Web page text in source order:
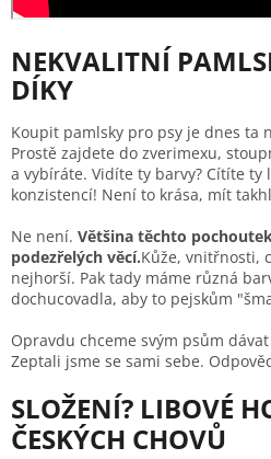
NEKVALITNÍ
DÍKY
Koupit pamlsky pro psy je dnes ta
Prostě zajdete do zverimexu,
a vybíráte. Vidíte ty barvy? Cítíte ty
konzistencí! Není to krása, mít
Ne není. Většina těchto
podezřelých věcí.Kůže, vnitřnosti,
nejhorší. Pak tady máme různá
dochucovadla, aby to pejskům
Opravdu chceme svým psům
Zeptali jsme se sami sebe.
SLOŽENÍ? LIBOVÉ
ČESKÝCH CHOVŮ